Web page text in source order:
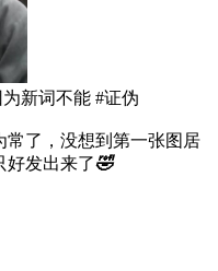
新词不能 #证伪
常了，没想到第一张图居
好发出来了🤣